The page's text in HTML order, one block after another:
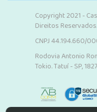
Copyright 2021 -
Direitos Reservados.
CNPJ 44.194.660/
Rodovia Antonio
Tokio. Tatuí - SP,